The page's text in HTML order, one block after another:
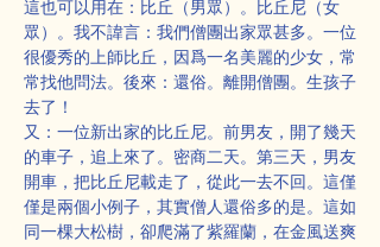
這也可以用在：比丘（男眾）。比丘尼（女
眾）。我不諱言：我們僧團出家眾甚多。一位
很優秀的上師比丘，因爲一名美麗的少女，常
常找他問法。後來：還俗。離開僧團。生孩子
去了！
又：一位新出家的比丘尼。前男友，開了幾天
的車子，追上來了。密商二天。第三天，男友
開車，把比丘尼載走了，從此一去不回。這僅
僅是兩個小例子，其實僧人還俗多的是。這如
同一棵大松樹，卻爬滿了紫羅蘭，在金風送爽